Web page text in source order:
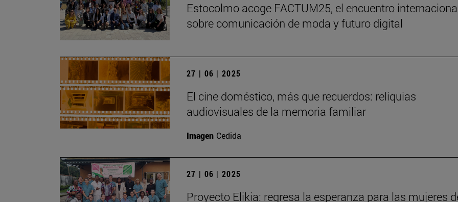
Estocolmo acoge FACTUM25, el encuentro
sobre comunicación de moda y futuro digital
27 | 06 | 2025
El cine doméstico, más que recuerdos: reliquias
audiovisuales de la memoria familiar
Imagen Cedida
27 | 06 | 2025
Proyecto Elikia: regresa la esperanza para las mujeres